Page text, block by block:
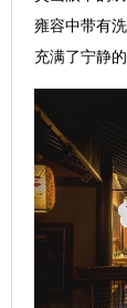
雍容中带有
充满了宁静